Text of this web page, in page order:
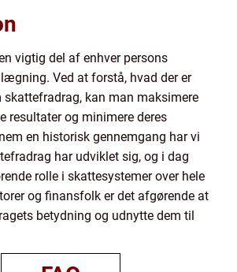
vigtig del af enhver persons
Ved at forstå, hvad der er
kan man maksimere
resultater og minimere deres
en historisk gennemgang har vi
har udviklet sig, og i dag
rolle i skattesystemer over hele
og finansfolk er det afgørende at
betydning og udnytte dem til